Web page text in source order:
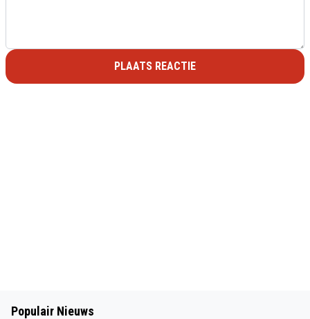
PLAATS REACTIE
Populair Nieuws